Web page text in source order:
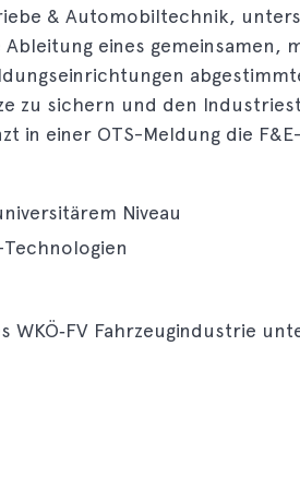
& Automobiltechnik,
eines gemeinsamen,
zu sichern und den
in einer OTS-Meldung die F&E-
Niveau
WKÖ‐FV Fahrzeugindustrie